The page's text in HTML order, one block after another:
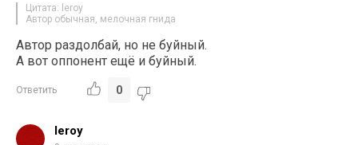
Цитата: leroy
Автор обычная, мелочная гнида
Автор раздолбай, но не буйный.
А вот оппонент ещё и буйный.
Ответить 0
leroy